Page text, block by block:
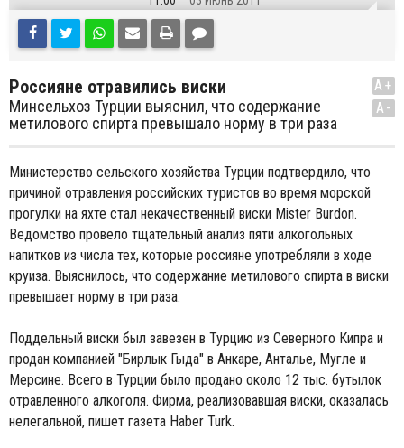
Россияне отравились виски
Минсельхоз Турции выяснил, что содержание
метилового спирта превышало норму в три раза
A+
A-
Министерство сельского хозяйства Турции подтвердило, что
причиной отравления российских туристов во время морской
прогулки на яхте стал некачественный виски Mister Burdon.
Ведомство провело тщательный анализ пяти алкогольных
напитков из числа тех, которые россияне употребляли в ходе
круиза. Выяснилось, что содержание метилового спирта в виски
превышает норму в три раза.
Поддельный виски был завезен в Турцию из Северного Кипра и
продан компанией "Бирлык Гыда" в Анкаре, Анталье, Мугле и
Мерсине. Всего в Турции было продано около 12 тыс. бутылок
отравленного алкоголя. Фирма, реализовавшая виски, оказалась
нелегальной, пишет газета Haber Turk.